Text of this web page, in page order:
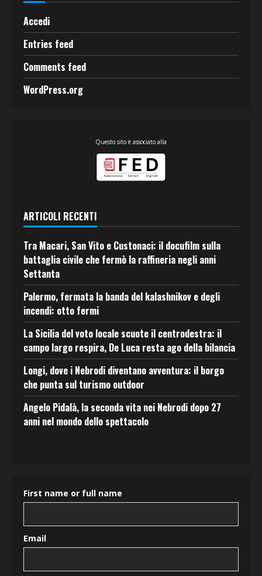
Accedi
Entries feed
Comments feed
WordPress.org
Questo sito è associato alla
ARTICOLI RECENTI
Tra Macari, San Vito e Custonaci: il docufilm sulla
battaglia civile che fermò la raffineria negli anni
Settanta
Palermo, fermata la banda del kalashnikov e degli
incendi: otto fermi
La Sicilia del voto locale scuote il centrodestra: il
campo largo respira, De Luca resta ago della bilancia
Longi, dove i Nebrodi diventano avventura: il borgo
che punta sul turismo outdoor
Angelo Pidalà, la seconda vita nei Nebrodi dopo 27
anni nel mondo dello spettacolo
First name or full name
Email